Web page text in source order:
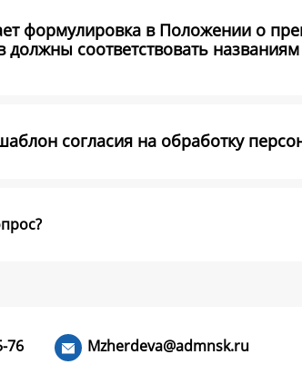
формулировка в Положении о
должны соответствовать
согласия на обработку
76 Mzherdeva@admnsk.ru